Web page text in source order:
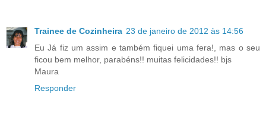
Trainee de Cozinheira 23 de janeiro de 2012 às 14:56
Eu Já fiz um assim e também fiquei uma fera!, mas o seu
ficou bem melhor, parabéns!! muitas felicidades!! bjs
Maura
Responder